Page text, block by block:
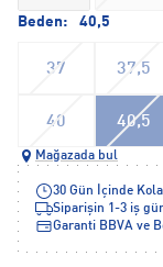
Beden: 40,5
37 37,5
40 40,5
Mağazada bul
30 Gün İçinde
Siparişin 1-3 iş
Garanti BBVA ve